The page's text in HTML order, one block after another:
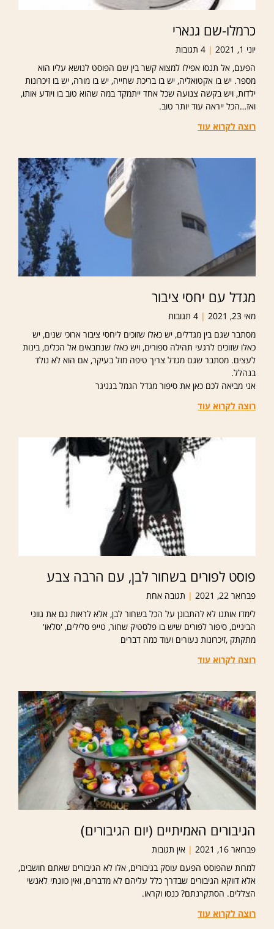
כרמלו-שם גנארי
יוני 1, 2021
הפעם, אל תנסו אפילו למצוא קשר בין שם הפוסט לנושא עליו הוא
מספר. יש בו אקטואליה, יש בו בריכת שחייה, יש בו מורה, יש בו זיכרונות
ילדות, ויש בקשה צנועה שכל אחד ייתמקד במה שהוא טוב בו ויודע אותו,
ואז…הכל ייראה עוד יותר טוב.
רוצה לקרוא עוד
מגדל עם יחסי ציבור
מאי 23, 2021
מסתבר שגם בין מגדלים, יש כאלו שזוכים ליחסי ציבור ארוכי שנים, יש
כאלו שזוכים לרגעי תהילה ספורים, ויש כאלו שנחבאים אל הכלים, בינות
לעצים. מסתבר שגם מגדל צריך טיפה מזל בעיקר, אם הוא לא נולד
בנהלל.
אני מביאה לכם כאן את סיפור מגדל הגמל בגניגר
רוצה לקרוא עוד
פוסט לפורים בשחור לבן, עם הרבה צבע
פברואר 22, 2021
תגובה אחת
לימדו אותנו לא להתבונן על הכל בשחור לבן, אלא לראות גם את גווני
הביניים, סיפור לפורים שיש בו פלסטיק שחור, טייפ סלילים, 'סלאו'
מתקתק ,זיכרונות נעורים ועוד כמה דברים
רוצה לקרוא עוד
הגיבורים האמיתיים (יום הגיבורים)
פברואר 16, 2021
אין תגובות
למרות שהפוסט הפעם עוסק בגיבורים, אלו לא הגיבורים שאתם חושבים,
אלא דווקא הגיבורים שבדרך כלל עליהם לא מדברים, ואין כוונתי לאנשי
הצללים. הסתקרנתם? כנסו וקראו.
רוצה לקרוא עוד